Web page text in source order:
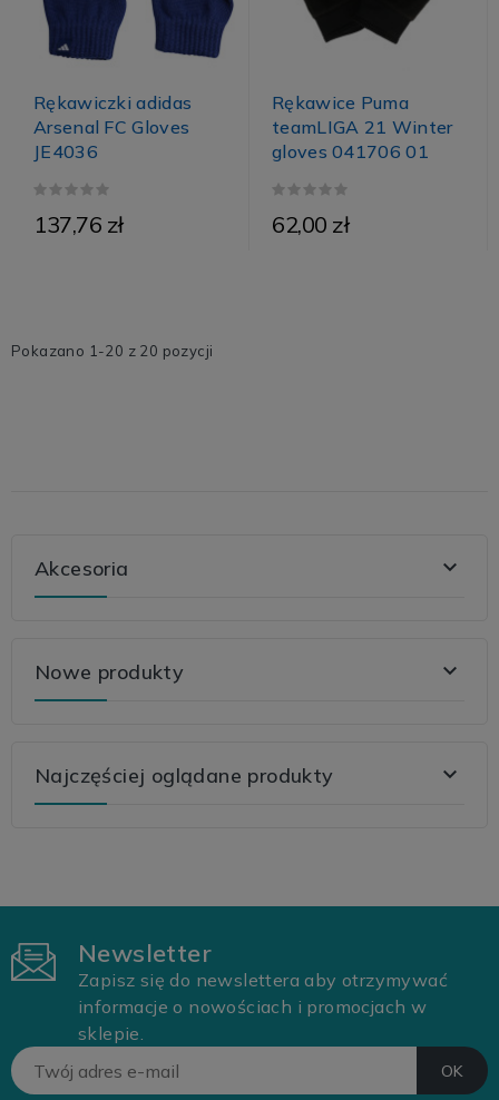
Rękawiczki adidas
Arsenal FC Gloves
JE4036
137,76 zł
Rękawice Puma
teamLIGA 21 Winter
gloves 041706 01
62,00 zł
Pokazano 1-20 z 20 pozycji
Akcesoria 
Nowe produkty 
Najczęściej oglądane produkty 
Newsletter
Zapisz się do newslettera aby otrzymywać
informacje o nowościach i promocjach w
sklepie.